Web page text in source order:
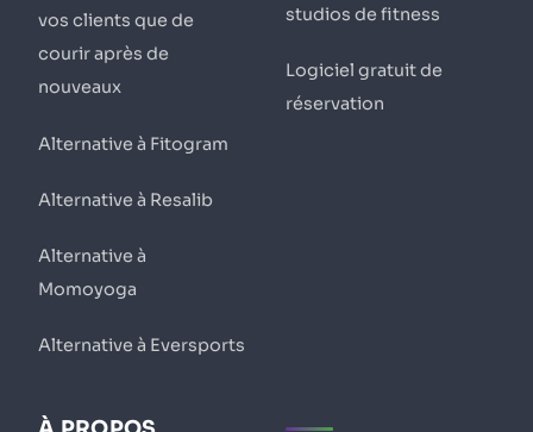
vos clients que de
courir après de
nouveaux
Alternative à Fitogram
Alternative à Resalib
Alternative à
Momoyoga
Alternative à Eversports
studios de fitness
Logiciel gratuit de
réservation